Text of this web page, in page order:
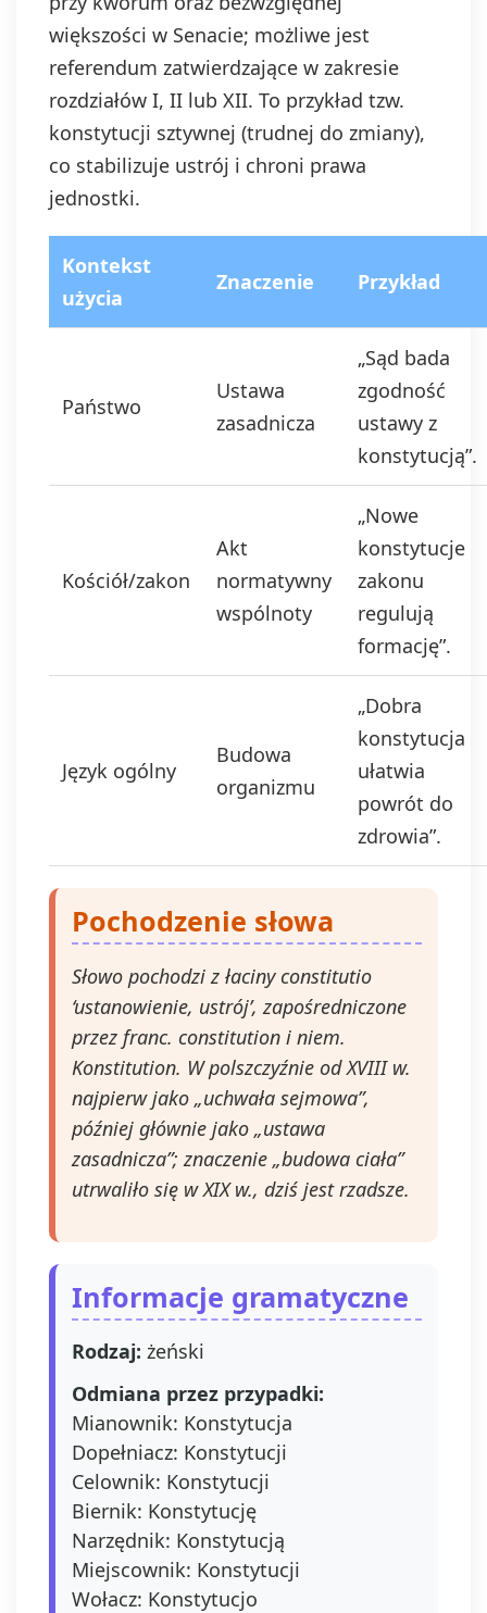
większości w Senacie; możliwe jest
referendum zatwierdzające w zakresie
rozdziałów I, II lub XII. To przykład tzw.
konstytucji sztywnej (trudnej do zmiany),
co stabilizuje ustrój i chroni prawa
jednostki.
Kontekst
użycia
Znaczenie Przykład
Państwo
Ustawa
zasadnicza
„Sąd bada
zgodność
ustawy z
konstytucją”.
Kościół/zakon
Akt
normatywny
wspólnoty
„Nowe
konstytucje
zakonu
regulują
formację”.
Język ogólny
Budowa
organizmu
„Dobra
konstytucja
ułatwia
powrót do
zdrowia”.
Pochodzenie słowa
Słowo pochodzi z łaciny constitutio
‘ustanowienie, ustrój’, zapośredniczone
przez franc. constitution i niem.
Konstitution. W polszczyźnie od XVIII w.
najpierw jako „uchwała sejmowa”,
później głównie jako „ustawa
zasadnicza”; znaczenie „budowa ciała”
utrwaliło się w XIX w., dziś jest rzadsze.
Informacje gramatyczne
Rodzaj: żeński
Odmiana przez przypadki:
Mianownik: Konstytucja
Dopełniacz: Konstytucji
Celownik: Konstytucji
Biernik: Konstytucję
Narzędnik: Konstytucją
Miejscownik: Konstytucji
Wołacz: Konstytucjo